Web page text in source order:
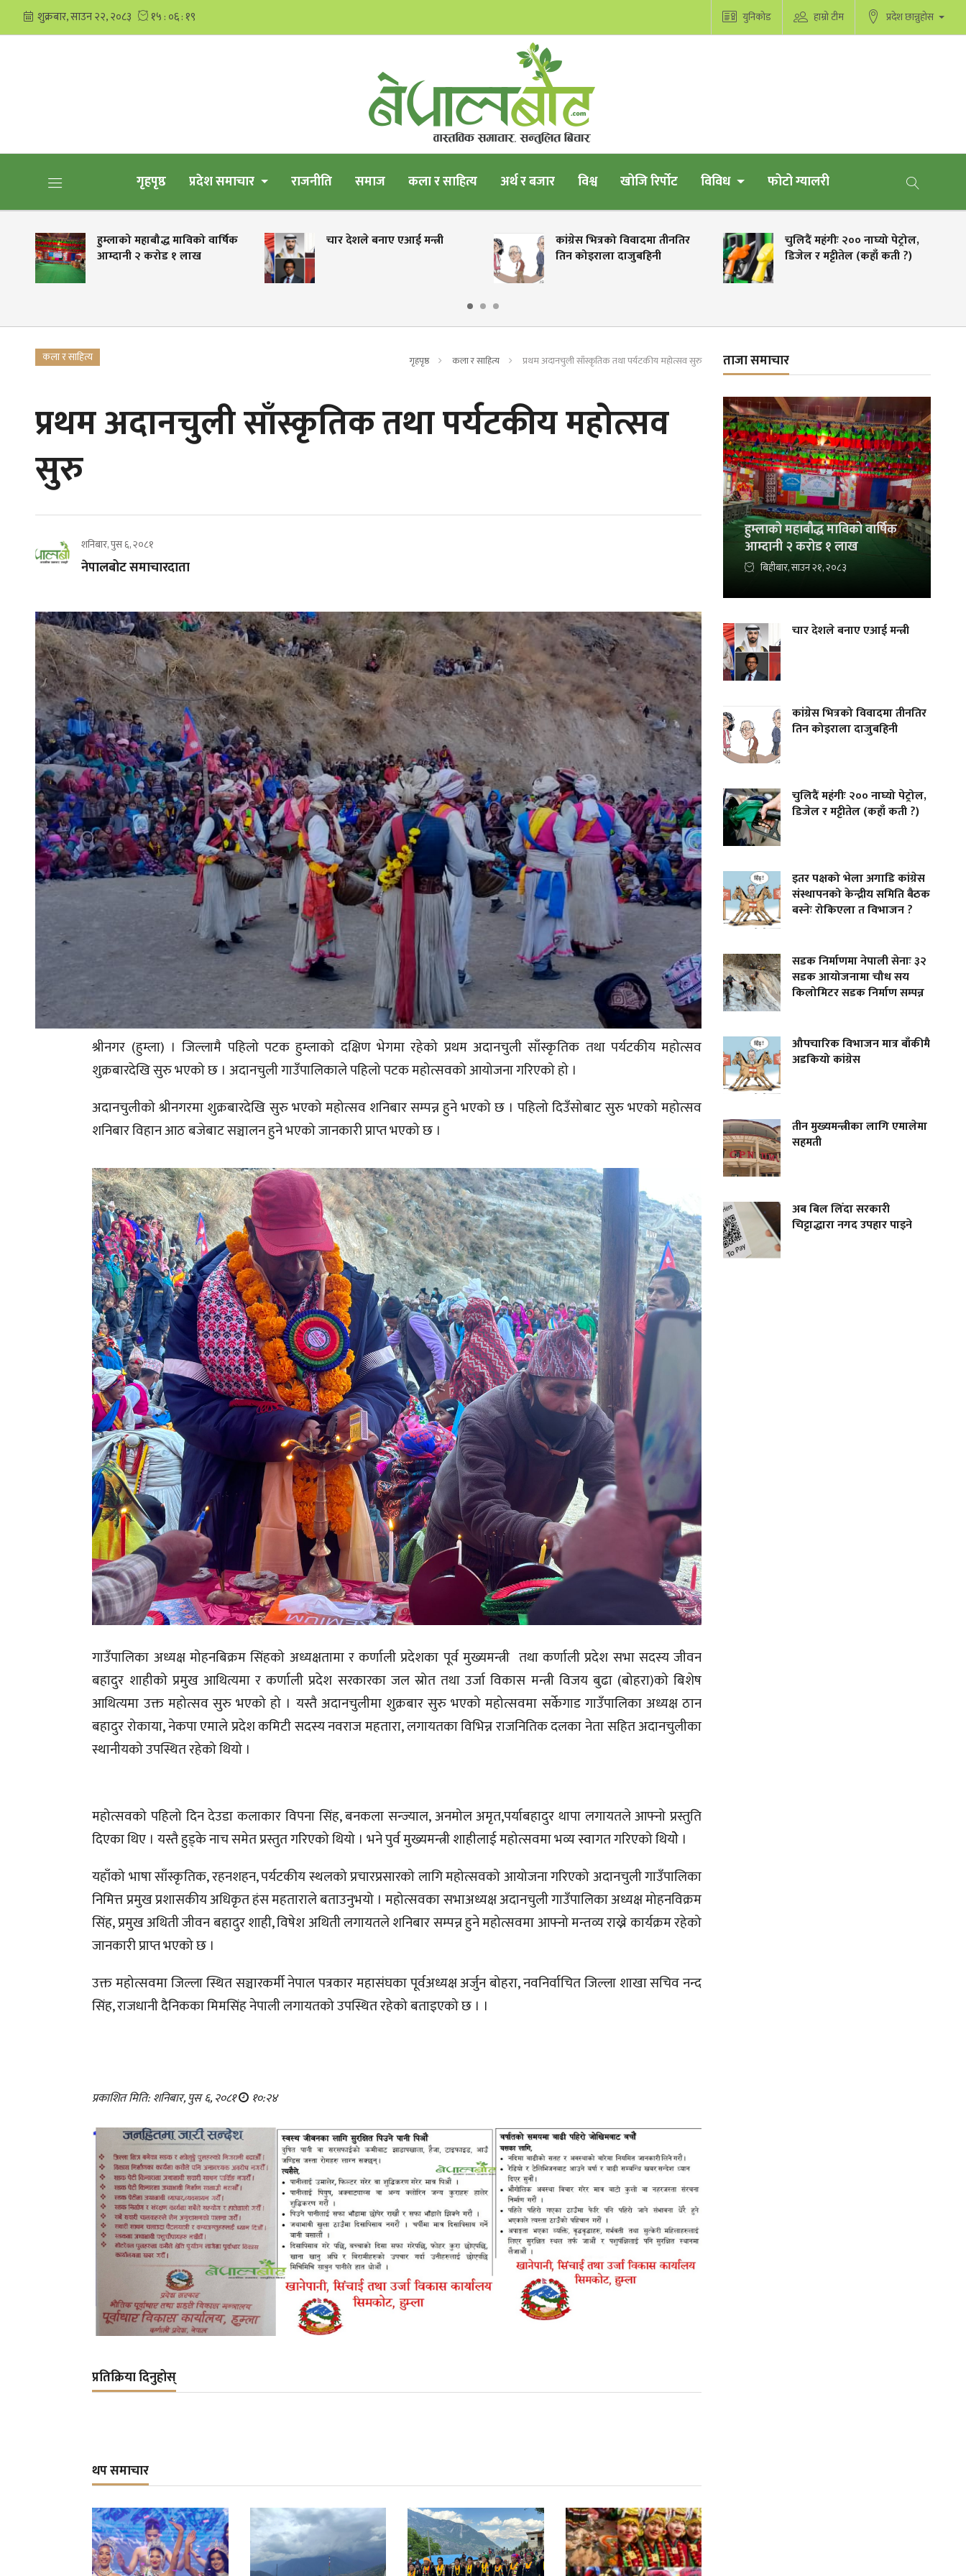
युनिकोड हाम्रो टीम प्रदेश छान्नुहोस
गृहपृष्ठ प्रदेश समाचार राजनीति समाज कला र साहित्य अर्थ र बजार विश्व खोजि रिर्पोट विविध फोटो ग्यालरी
हुम्लाको महाबौद्ध माविको वार्षिक
आम्दानी २ करोड १ लाख
चार देशले बनाए एआई मन्त्री
कांग्रेस भित्रको विवादमा तीनतिर
तिन कोइराला दाजुबहिनी
चुलिदैं महंगीः २०० नाघ्यो पेट्रोल,
डिजेल र मट्टीतेल (कहाँ कती ?)
कला र साहित्य गृहपृष्ठ कला र साहित्य प्रथम अदानचुली साँस्कृतिक तथा पर्यटकीय महोत्सव सुरु
प्रथम अदानचुली साँस्कृतिक तथा पर्यटकीय महोत्सव
सुरु
शनिबार, पुस ६, २०८१
नेपालबोट समाचारदाता
श्रीनगर (हुम्ला) । जिल्लामै पहिलो पटक हुम्लाको दक्षिण भेगमा रहेको प्रथम अदानचुली साँस्कृतिक तथा पर्यटकीय महोत्सव
शुक्रबारदेखि सुरु भएको छ । अदानचुली गाउँपालिकाले पहिलो पटक महोत्सवको आयोजना गरिएको हो ।
अदानचुलीको श्रीनगरमा शुक्रबारदेखि सुरु भएको महोत्सव शनिबार सम्पन्न हुने भएको छ । पहिलो दिउँसोबाट सुरु भएको महोत्सव
शनिबार विहान आठ बजेबाट सञ्चालन हुने भएको जानकारी प्राप्त भएको छ ।
गाउँपालिका अध्यक्ष मोहनबिक्रम सिंहको अध्यक्षतामा र कर्णाली प्रदेशका पूर्व मुख्यमन्त्री तथा कर्णाली प्रदेश सभा सदस्य जीवन
बहादुर शाहीको प्रमुख आथित्यमा र कर्णाली प्रदेश सरकारका जल स्रोत तथा उर्जा विकास मन्त्री विजय बुढा (बोहरा)को बिशेष
आथित्यमा उक्त महोत्सव सुरु भएको हो । यस्तै अदानचुलीमा शुक्रबार सुरु भएको महोत्सवमा सर्केगाड गाउँपालिका अध्यक्ष ठान
बहादुर रोकाया, नेकपा एमाले प्रदेश कमिटी सदस्य नवराज महतारा, लगायतका विभिन्न राजनितिक दलका नेता सहित अदानचुलीका
स्थानीयको उपस्थित रहेको थियो ।
महोत्सवको पहिलो दिन देउडा कलाकार विपना सिंह, बनकला सन्ज्याल, अनमोल अमृत,पर्याबहादुर थापा लगायतले आफ्नो प्रस्तुति
दिएका थिए । यस्तै हुड्के नाच समेत प्रस्तुत गरिएको थियो । भने पुर्व मुख्यमन्त्री शाहीलाई महोत्सवमा भव्य स्वागत गरिएको थियोे ।
यहाँको भाषा साँस्कृतिक, रहनशहन, पर्यटकीय स्थलको प्रचारप्रसारको लागि महोत्सवको आयोजना गरिएको अदानचुली गाउँपालिका
निमित्त प्रमुख प्रशासकीय अधिकृत हंस महताराले बताउनुभयो । महोत्सवका सभाअध्यक्ष अदानचुली गाउँपालिका अध्यक्ष मोहनविक्रम
सिंह, प्रमुख अथिती जीवन बहादुर शाही, विषेश अथिती लगायतले शनिबार सम्पन्न हुने महोत्सवमा आफ्नो मन्तव्य राख्ने कार्यक्रम रहेको
जानकारी प्राप्त भएको छ ।
उक्त महोत्सवमा जिल्ला स्थित सञ्चारकर्मी नेपाल पत्रकार महासंघका पूर्वअध्यक्ष अर्जुन बोहरा, नवनिर्वाचित जिल्ला शाखा सचिव नन्द
सिंह, राजधानी दैनिकका मिमसिंह नेपाली लगायतको उपस्थित रहेको बताइएको छ । ।
प्रकाशित मिति: शनिबार, पुस ६, २०८१ १०:२४
प्रतिक्रिया दिनुहोस्
थप समाचार
ताजा समाचार
हुम्लाको महाबौद्ध माविको वार्षिक
आम्दानी २ करोड १ लाख
बिहीबार, साउन २१, २०८३
चार देशले बनाए एआई मन्त्री
कांग्रेस भित्रको विवादमा तीनतिर
तिन कोइराला दाजुबहिनी
चुलिदैं महंगीः २०० नाघ्यो पेट्रोल,
डिजेल र मट्टीतेल (कहाँ कती ?)
इतर पक्षको भेला अगाडि कांग्रेस
संस्थापनको केन्द्रीय समिति बैठक
बस्नेः रोकिएला त विभाजन ?
सडक निर्माणमा नेपाली सेनाः ३२
सडक आयोजनामा चौध सय
किलोमिटर सडक निर्माण सम्पन्न
औपचारिक विभाजन मात्र बाँकीमै
अडकियो कांग्रेस
तीन मुख्यमन्त्रीका लागि एमालेमा
सहमती
अब बिल लिँदा सरकारी
चिट्टाद्धारा नगद उपहार पाइने